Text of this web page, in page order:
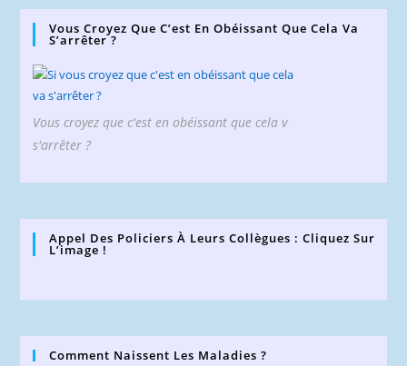
Vous Croyez Que C’est En Obéissant Que Cela Va
S’arrêter ?
Vous croyez que c'est en obéissant que cela v
s'arrêter ?
Appel Des Policiers À Leurs Collègues : Cliquez Sur
L’image !
Comment Naissent Les Maladies ?